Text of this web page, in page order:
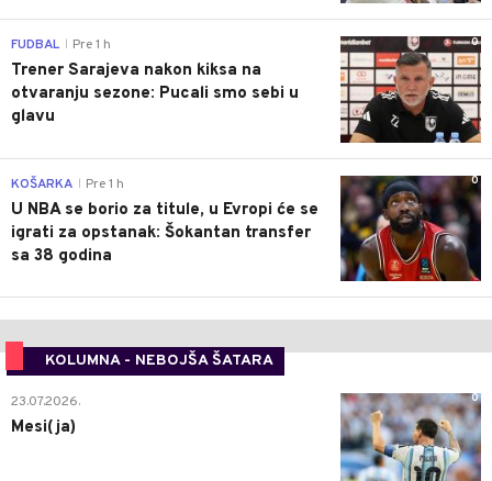
0
FUDBAL Pre 1 h
Trener Sarajeva nakon kiksa na
otvaranju sezone: Pucali smo sebi u
glavu
0
KOŠARKA Pre 1 h
U NBA se borio za titule, u Evropi će se
igrati za opstanak: Šokantan transfer
sa 38 godina
KOLUMNA - NEBOJŠA ŠATARA
0
23.07.2026.
Mesi(ja)